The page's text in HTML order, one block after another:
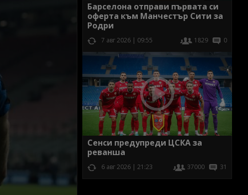
Барселона отправи първата си
оферта към Манчестър Сити за
Родри
7 авг 2026 | 09:55 1829 0
Сенси предупреди ЦСКА за
реванша
6 авг 2026 | 21:23 37000 31